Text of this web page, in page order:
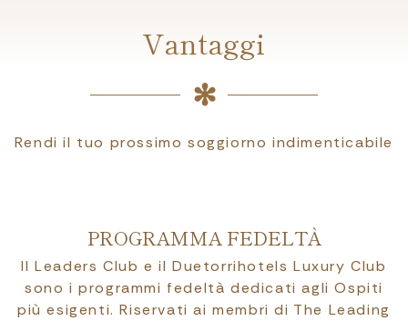
Vantaggi
Rendi il tuo prossimo soggiorno indimenticabile
PROGRAMMA FEDELTÀ
Il Leaders Club e il Duetorrihotels Luxury Club
sono i programmi fedeltà dedicati agli Ospiti
più esigenti. Riservati ai membri di The Leading